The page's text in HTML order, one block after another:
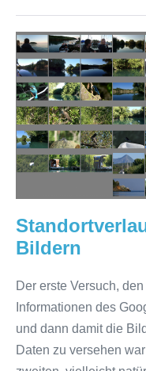
Standortverlauf
aus
Referenz-
Bildern
Bildern
Der erste Versuch,
Informationen des
und dann damit die
Daten zu versehen